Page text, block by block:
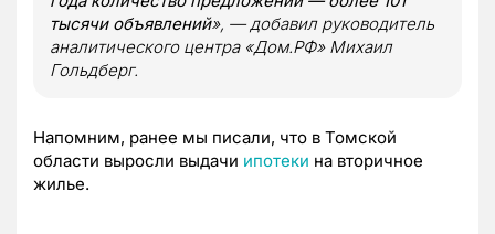
тысячи объявлений», — добавил руководитель
аналитического центра «Дом.РФ» Михаил
Гольдберг.
Напомним, ранее мы писали, что в Томской
области выросли выдачи ипотеки на вторичное
жилье.